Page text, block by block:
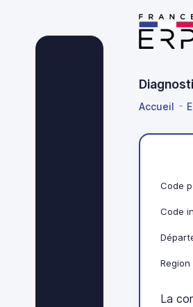
Accueil
Code
Code
Region
La